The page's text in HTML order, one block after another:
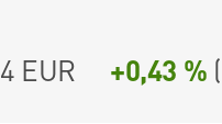
EUR +0,43 % (